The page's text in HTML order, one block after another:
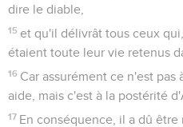
dire le diable,
15 et qu'il délivrât tous ceux
étaient toute leur vie retenus
16 Car assurément ce n'est pas
aide, mais c'est à la postérité
17 En conséquence, il a dû